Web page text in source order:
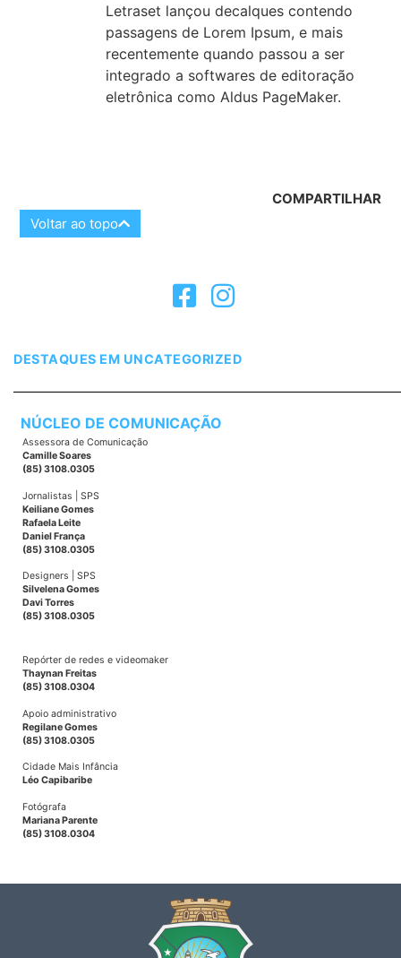
Letraset lançou decalques contendo
passagens de Lorem Ipsum, e mais
recentemente quando passou a ser
integrado a softwares de editoração
eletrônica como Aldus PageMaker.
COMPARTILHAR
Voltar ao topo
DESTAQUES EM UNCATEGORIZED
NÚCLEO DE COMUNICAÇÃO
Assessora de Comunicação
Camille Soares
(85) 3108.0305
Jornalistas | SPS
Keiliane Gomes
Rafaela Leite
Daniel França
(85) 3108.0305
Designers | SPS
Silvelena Gomes
Davi Torres
(85) 3108.0305
Repórter de redes e videomaker
Thaynan Freitas
(85) 3108.0304
Apoio administrativo
Regilane Gomes
(85) 3108.0305
Cidade Mais Infância
Léo Capibaribe
Fotógrafa
Mariana Parente
(85) 3108.0304